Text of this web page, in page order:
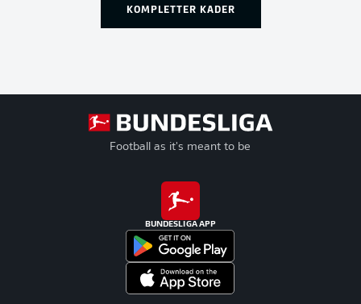
KOMPLETTER KADER
Football as it's meant to be
BUNDESLIGA APP